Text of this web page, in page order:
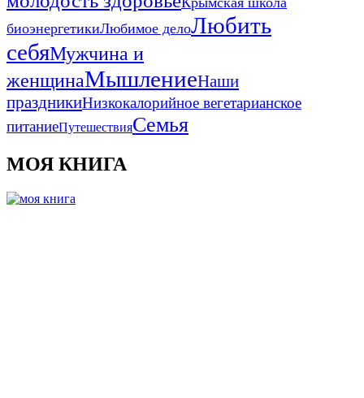
биоэнергетикиЛюбимое делоЛюбить
себяМужчина и
женщинаМышлениеНаши
праздникиНизкокалорийное вегетарианское
питаниеПутешествияСемья
МОЯ КНИГА